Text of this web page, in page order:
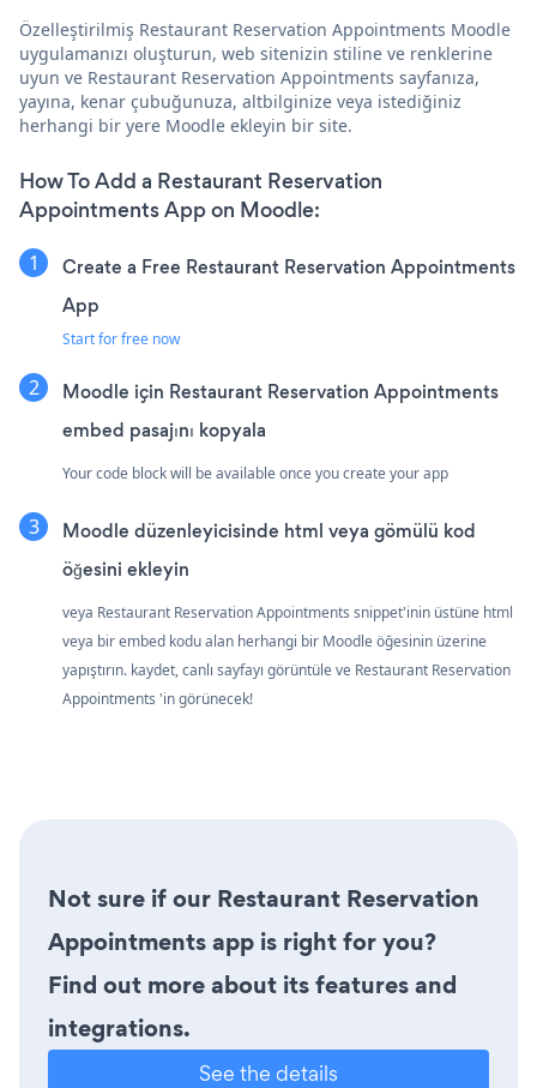
Özelleştirilmiş Restaurant Reservation Appointments Moodle
uygulamanızı oluşturun, web sitenizin stiline ve renklerine
uyun ve Restaurant Reservation Appointments sayfanıza,
yayına, kenar çubuğunuza, altbilginize veya istediğiniz
herhangi bir yere Moodle ekleyin bir site.
How To Add a Restaurant Reservation
Appointments App on Moodle:
Create a Free Restaurant Reservation Appointments
App
Start for free now
Moodle için Restaurant Reservation Appointments
embed pasajını kopyala
Your code block will be available once you create your app
Moodle düzenleyicisinde html veya gömülü kod
öğesini ekleyin
veya Restaurant Reservation Appointments snippet'inin üstüne html
veya bir embed kodu alan herhangi bir Moodle öğesinin üzerine
yapıştırın. kaydet, canlı sayfayı görüntüle ve Restaurant Reservation
Appointments 'in görünecek!
Not sure if our Restaurant Reservation
Appointments app is right for you?
Find out more about its features and
integrations.
See the details